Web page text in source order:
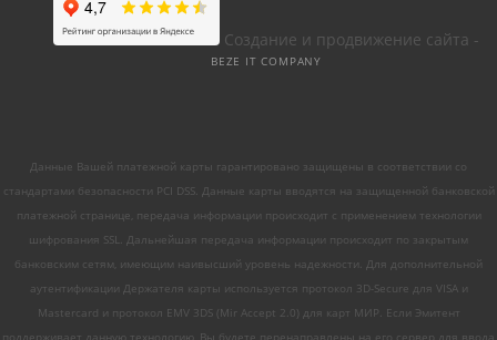
Создание и продвижение сайта -
BEZE IT COMPANY
Данные Вашей платежной карты гарантировано защищены в соответствии со
стандартами безопасности PCI DSS. Данные карты вводятся на защищенной банковской
платежной странице, передача информации происходит с применением технологии
шифрования SSL. Дальнейшая передача информации происходит по закрытым
банковским сетям, имеющим наивысший уровень надежности. Для дополнительной
аутентификации Держателя карты используется протокол 3D-Secure для VISA и
Mastercard и протокол EMV 3DS (Mir Accept 2.0) для карт МИР. Если Эмитент
поддерживает данную технологию, Вы будете перенаправлены на его сервер для ввода